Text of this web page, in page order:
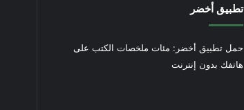
تطبيق أخضر
حمل تطبيق أخضر: مئات ملخصات الكتب على
هاتفك بدون إنترنت